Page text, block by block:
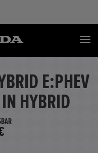
E:PHEV
HYBRID